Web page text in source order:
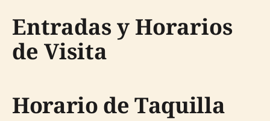
Entradas y Horarios
de Visita
Horario de Taquilla